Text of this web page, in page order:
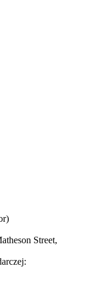
Street,